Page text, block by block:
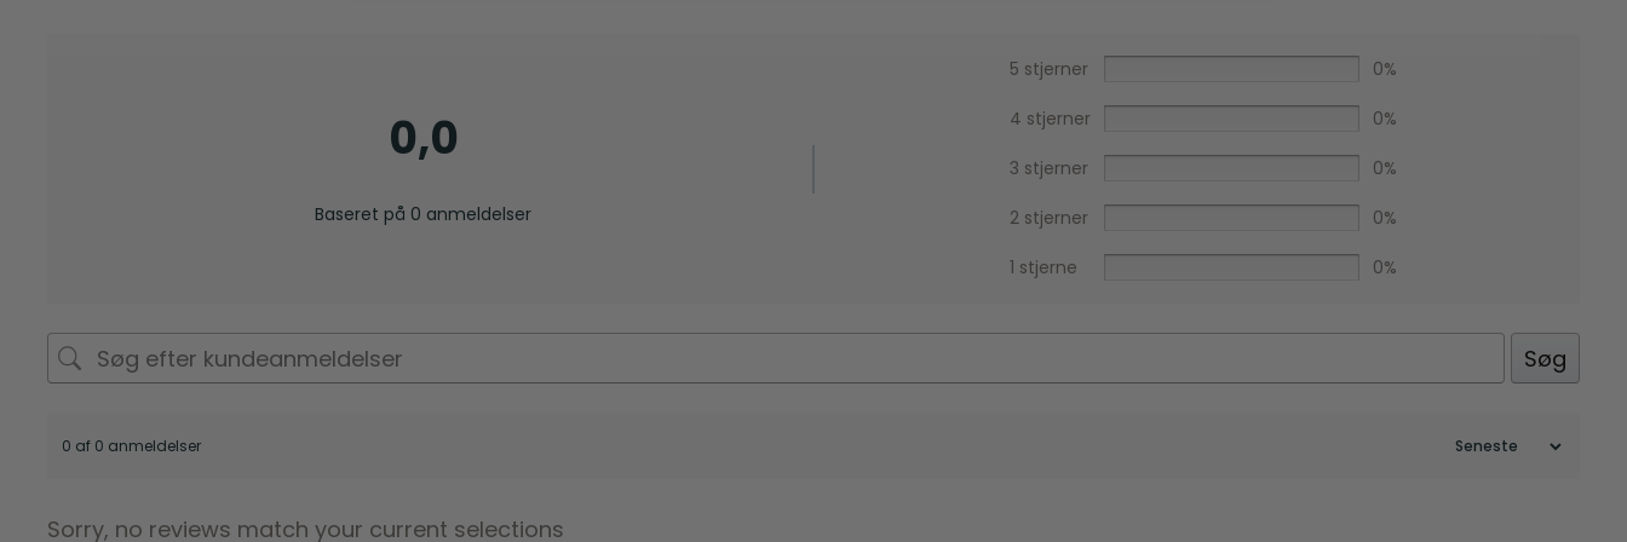
0,0
Baseret på 0 anmeldelser
5 stjerner 0%
4 stjerner 0%
3 stjerner 0%
2 stjerner 0%
1 stjerne 0%
Søg
0 af 0 anmeldelser
Sorry, no reviews match your current selections
Facebook